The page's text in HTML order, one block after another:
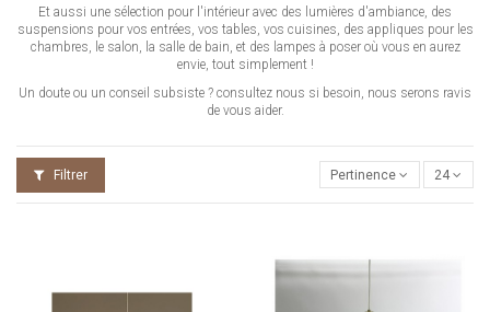
Et aussi une sélection pour l'intérieur avec des lumières d'ambiance, des
suspensions pour vos entrées, vos tables, vos cuisines, des appliques pour les
chambres, le salon, la salle de bain, et des lampes à poser où vous en aurez
envie, tout simplement !
Un doute ou un conseil subsiste ? consultez nous si besoin, nous serons ravis
de vous aider.
Filtrer Pertinence 24